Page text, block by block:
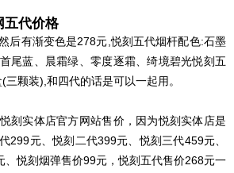
五代价格
后有渐变色是278元,悦刻五代烟杆配色:石墨
尾蓝、晨霜绿、零度逐霜、绮境碧光悦刻五
颗装),和四代的话是可以一起用。
刻实体店官方网站售价，因为悦刻实体店是
299元、悦刻二代399元、悦刻三代459元、
、悦刻烟弹售价99元，悦刻五代售价268元一